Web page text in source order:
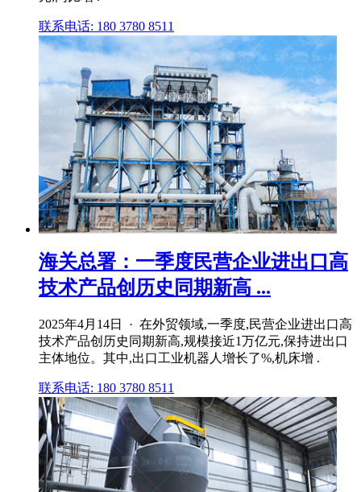
联系电话: 180 3780 8511
海关总署：一季度民营企业进出口高
技术产品创历史同期新高 ...
2025年4月14日 · 在外贸领域,一季度,民营企业进出口高
技术产品创历史同期新高,规模接近1万亿元,保持进出口
主体地位。其中,出口工业机器人增长了%,机床增 .
联系电话: 180 3780 8511